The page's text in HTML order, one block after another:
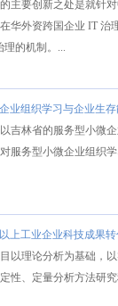
主要创新之处是就针
华外资跨国企业 IT 治
的机制。...
业组织学习与企业生
吉林省的服务型小微
服务型小微企业组织
上工业企业科技成果
以理论分析为基础，
性、定量分析方法研究